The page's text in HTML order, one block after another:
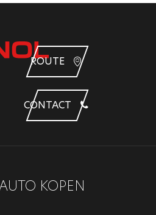
ROUTE
CONTACT
KOPEN